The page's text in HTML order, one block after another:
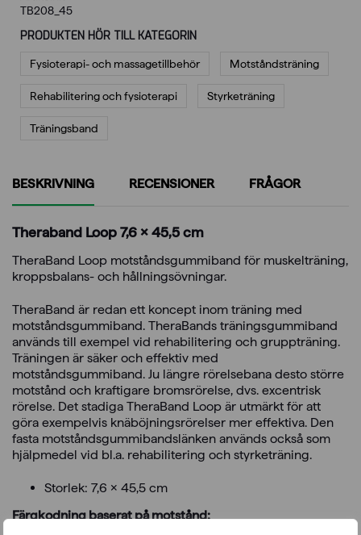
TB208_45
PRODUKTEN HÖR TILL KATEGORIN
Fysioterapi- och massagetillbehör Motståndsträning
Rehabilitering och fysioterapi Styrketräning
Träningsband
BESKRIVNING RECENSIONER FRÅGOR
Theraband Loop 7,6 x 45,5 cm
TheraBand Loop motståndsgummiband för muskelträning,
kroppsbalans- och hållningsövningar.
TheraBand är redan ett koncept inom träning med
motståndsgummiband. TheraBands träningsgummiband
används till exempel vid rehabilitering och gruppträning.
Träningen är säker och effektiv med
motståndsgummiband. Ju längre rörelsebana desto större
motstånd och kraftigare bromsrörelse, dvs. excentrisk
rörelse. Det stadiga TheraBand Loop är utmärkt för att
göra exempelvis knäböjningsrörelser mer effektiva. Den
fasta motståndsgummibandslänken används också som
hjälpmedel vid bl.a. rehabilitering och styrketräning.
Storlek: 7,6 x 45,5 cm
Färgkodning baserat på motstånd: